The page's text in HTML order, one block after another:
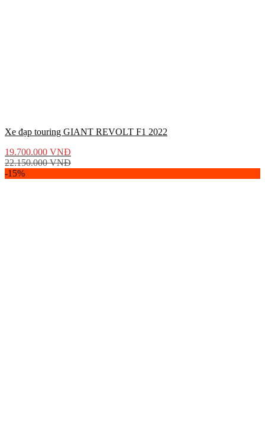
Xe đạp touring GIANT REVOLT F1 2022
19.700.000 VNĐ
22.150.000VNĐ
-15%